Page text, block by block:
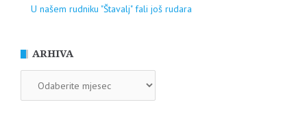
U našem rudniku "Štavalj" fali još rudara
ARHIVA